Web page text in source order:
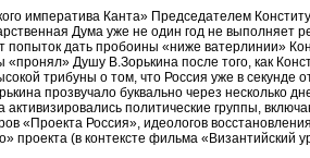
императива Канта» Председателем
Дума уже не один год не выполняет
дать пробоины «ниже ватерлинии»
Душу В.Зорькина после того, как
трибуны о том, что Россия уже в секунде
прозвучало буквально через несколько
активизировались политические группы,
«Проекта Россия», идеологов
проекта (в контексте фильма «Византийский